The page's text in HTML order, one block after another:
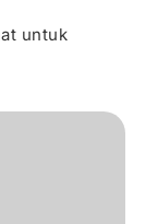
untuk